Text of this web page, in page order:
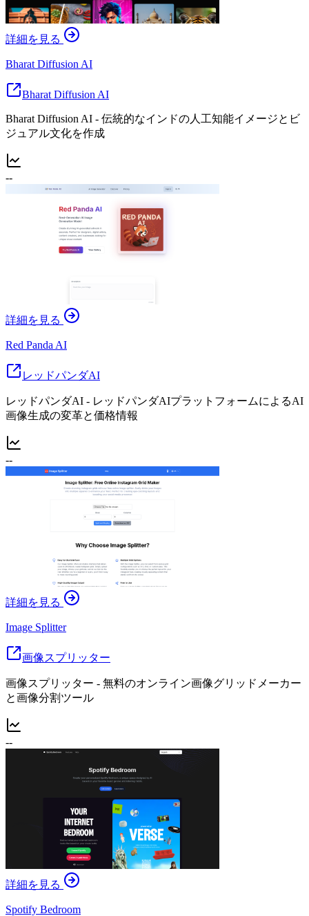
詳細を見る
Bharat Diffusion AI
Bharat Diffusion AI
Bharat Diffusion AI - 伝統的なインドの人工知能イメージとビ
ジュアル文化を作成
--
詳細を見る
Red Panda AI
レッドパンダAI
レッドパンダAI - レッドパンダAIプラットフォームによるAI
画像生成の変革と価格情報
--
詳細を見る
Image Splitter
画像スプリッター
画像スプリッター - 無料のオンライン画像グリッドメーカー
と画像分割ツール
--
詳細を見る
Spotify Bedroom